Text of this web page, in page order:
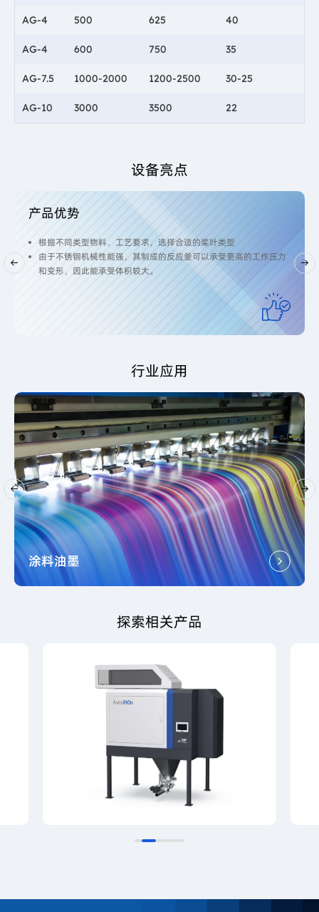
AG-4 500 625 40
AG-4 600 750 35
AG-7.5 1000-2000 1200-2500 30-25
AG-10 3000 3500 22
设备亮点
产品优势
根据不同类型物料、工艺要求，选择合适的桨叶类型
由于不锈钢机械性能强，其制成的反应釜可以承受更高的工作压力
和变形，因此能承受体积较大。
行业应用
涂料油墨
探索相关产品